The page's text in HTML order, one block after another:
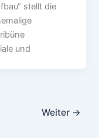
stellt die
und
Weiter →